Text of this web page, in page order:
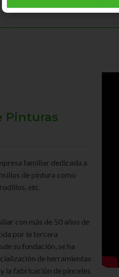
Pinturas
familiar dedicada a
de pintura como
etc.
con más de 50 años de
por la tercera
su fundación, se ha
de herramientas
la fabricación de pinceles